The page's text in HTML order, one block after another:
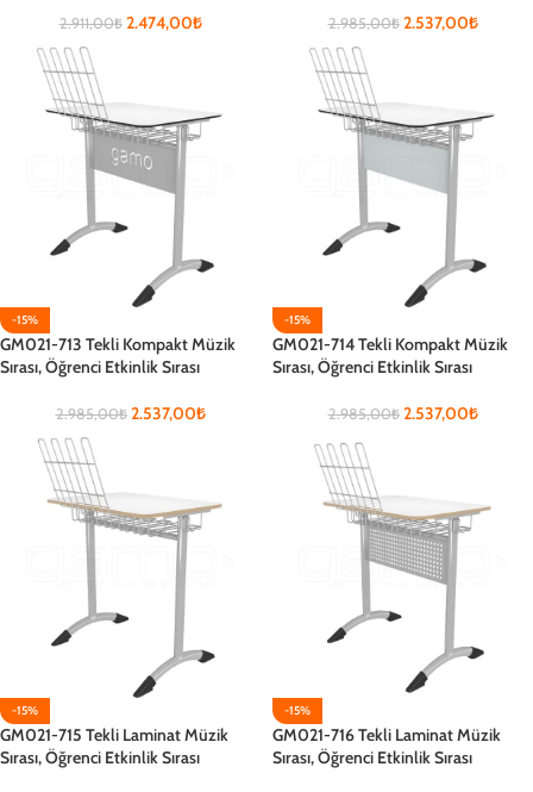
2.911,00₺ 2.474,00₺ 2.985,00₺ 2.537,00₺
-15%
GM021-713 Tekli Kompakt Müzik
Sırası, Öğrenci Etkinlik Sırası
2.985,00₺ 2.537,00₺
-15%
GM021-714 Tekli Kompakt Müzik
Sırası, Öğrenci Etkinlik Sırası
2.985,00₺ 2.537,00₺
-15%
GM021-715 Tekli Laminat Müzik
Sırası, Öğrenci Etkinlik Sırası
-15%
GM021-716 Tekli Laminat Müzik
Sırası, Öğrenci Etkinlik Sırası